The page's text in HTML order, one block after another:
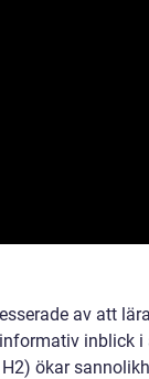
av att
inblick i
ökar